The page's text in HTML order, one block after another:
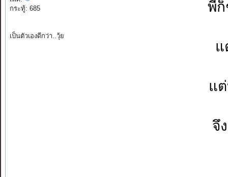
กระทู้: 685
เป็นตัวเองดีกว่า..วุ้ย
พี่
แ
แ
จึ